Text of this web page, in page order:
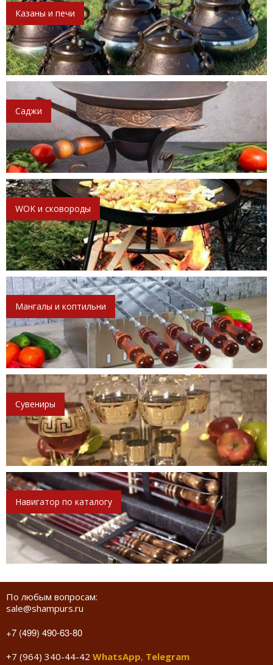
Казаны и печи
Саджи
WOK и сковороды
Мангалы и коптильни
Сувениры
Навигатор по каталогу
По любым вопросам:
sale@shampurs.ru
+7 (499) 490-63-80
+7 (964) 340-44-42 WhatsApp, Telegram